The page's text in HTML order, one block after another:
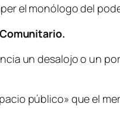
el monólogo del
un desalojo o un
público» que el